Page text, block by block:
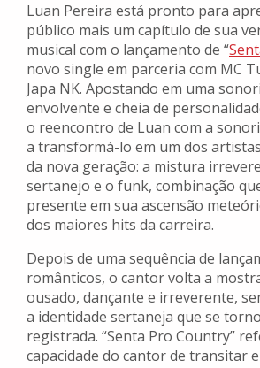
Luan Pereira está pronto para
público mais um capítulo de sua
musical com o lançamento de “
novo single em parceria com MC
Japa NK. Apostando em uma
envolvente e cheia de
o reencontro de Luan com a
a transformá-lo em um dos
da nova geração: a mistura
sertanejo e o funk, combinação
presente em sua ascensão
dos maiores hits da carreira.
Depois de uma sequência de
românticos, o cantor volta a
ousado, dançante e irreverente,
a identidade sertaneja que se
registrada. “Senta Pro Country”
capacidade do cantor de transitar